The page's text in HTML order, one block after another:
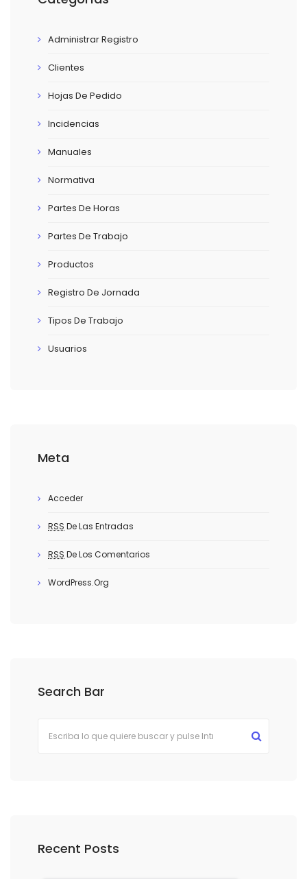
Administrar Registro
Clientes
Hojas De Pedido
Incidencias
Manuales
Normativa
Partes De Horas
Partes De Trabajo
Productos
Registro De Jornada
Tipos De Trabajo
Usuarios
Meta
Acceder
RSS De Las Entradas
RSS De Los Comentarios
WordPress.org
Search Bar
Recent Posts